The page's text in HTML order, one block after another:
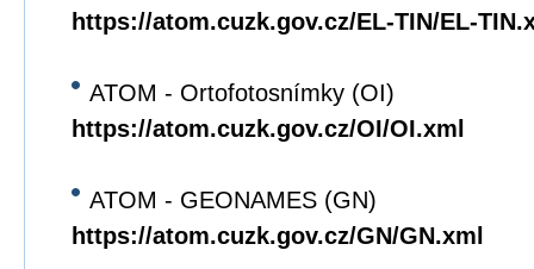
https://atom.cuzk.gov.cz/EL-TIN/EL-
ATOM - Ortofotosnímky (OI)
https://atom.cuzk.gov.cz/OI/OI.xml
ATOM - GEONAMES (GN)
https://atom.cuzk.gov.cz/GN/GN.xml